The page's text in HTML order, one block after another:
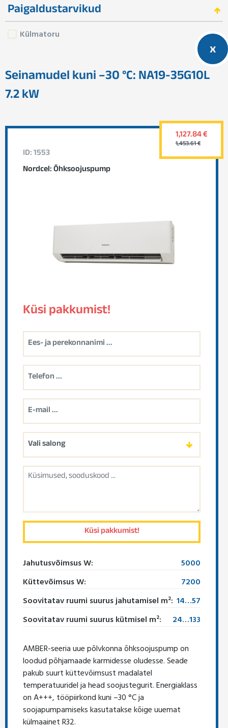
Paigaldustarvikud
Külmatoru
Seinamudel kuni –30 °C: NA19-35G10L
7.2 kW
x
ID: 1553
Nordcel: Õhksoojuspump
Küsi pakkumist!
1,127.84 €
1,453.61 €
Jahutusvõimsus W:
5000
Küttevõimsus W:
7200
Soovitatav ruumi suurus jahutamisel m²: 14…57
Soovitatav ruumi suurus kütmisel m²:
24…133
AMBER-seeria uue põlvkonna õhksoojuspump on
loodud põhjamaade karmidesse oludesse. Seade
pakub suurt küttevõimsust madalatel
temperatuuridel ja head soojustegurit. Energiaklass
on A+++, tööpiirkond kuni –30 °C ja
soojapumpamiseks kasutatakse kõige uuemat
külmaainet R32.